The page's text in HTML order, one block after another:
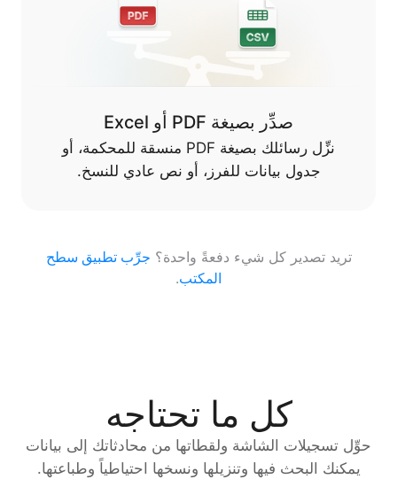
صدِّر بصيغة PDF أو Excel
نزِّل رسائلك بصيغة PDF منسقة للمحكمة، أو
جدول بيانات للفرز، أو نص عادي للنسخ.
تريد تصدير كل شيء دفعةً واحدة؟ جرِّب تطبيق سطح
المكتب.
كل ما تحتاجه
حوِّل تسجيلات الشاشة ولقطاتها من محادثاتك إلى بيانات
يمكنك البحث فيها وتنزيلها ونسخها احتياطياً وطباعتها.